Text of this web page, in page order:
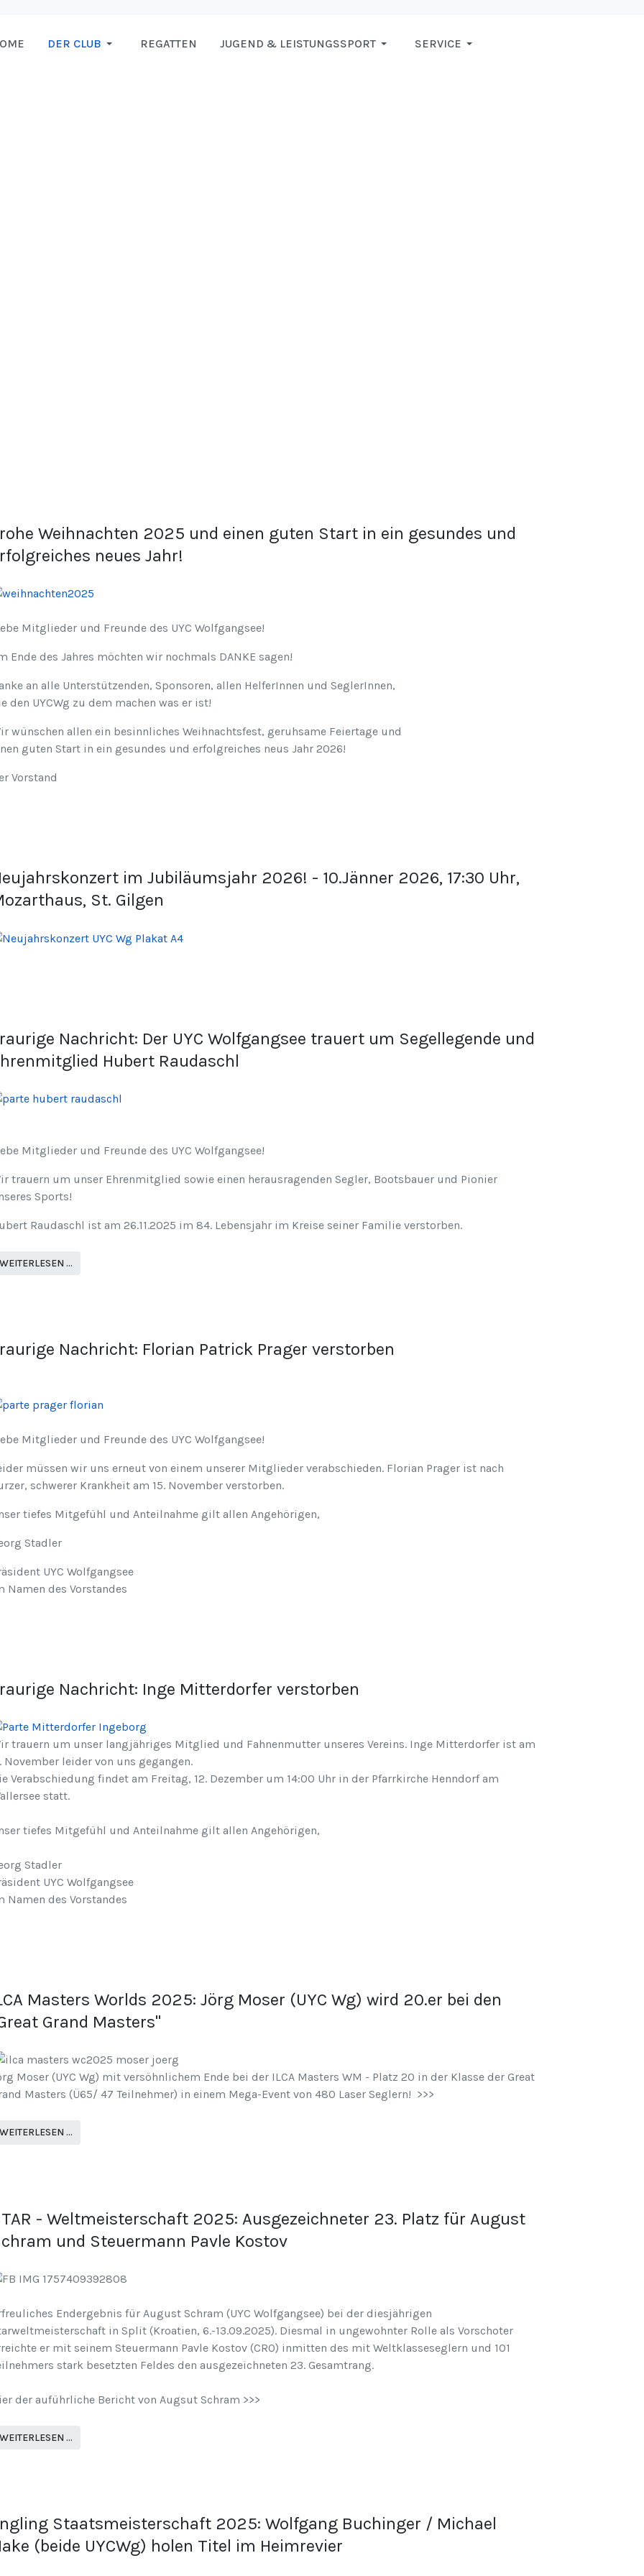
DER CLUB REGATTEN JUGEND & LEISTUNGSSPORT SERVICE
Weihnachten 2025 und einen guten Start in ein gesundes und
neues Jahr!
Mitglieder und Freunde des UYC Wolfgangsee!
Ende des Jahres möchten wir nochmals DANKE sagen!
an alle Unterstützenden, Sponsoren, allen HelferInnen und SeglerInnen,
den UYCWg zu dem machen was er ist!
wünschen allen ein besinnliches Weihnachtsfest, geruhsame Feiertage und
guten Start in ein gesundes und erfolgreiches neus Jahr 2026!
Vorstand
im Jubiläumsjahr 2026! - 10.Jänner 2026, 17:30 Uhr,
St. Gilgen
Nachricht: Der UYC Wolfgangsee trauert um Segellegende und
Hubert Raudaschl
Mitglieder und Freunde des UYC Wolfgangsee!
trauern um unser Ehrenmitglied sowie einen herausragenden Segler, Bootsbauer und Pionier
Sports!
Raudaschl ist am 26.11.2025 im 84. Lebensjahr im Kreise seiner Familie verstorben.
WEITERLESEN …
Nachricht: Florian Patrick Prager verstorben
Mitglieder und Freunde des UYC Wolfgangsee!
müssen wir uns erneut von einem unserer Mitglieder verabschieden. Florian Prager ist nach
schwerer Krankheit am 15. November verstorben.
tiefes Mitgefühl und Anteilnahme gilt allen Angehörigen,
Stadler
UYC Wolfgangsee
Namen des Vorstandes
Nachricht: Inge Mitterdorfer verstorben
trauern um unser langjähriges Mitglied und Fahnenmutter unseres Vereins. Inge Mitterdorfer ist am
November leider von uns gegangen.
Verabschiedung findet am Freitag, 12. Dezember um 14:00 Uhr in der Pfarrkirche Henndorf am
statt.
tiefes Mitgefühl und Anteilnahme gilt allen Angehörigen,
Stadler
UYC Wolfgangsee
Namen des Vorstandes
Masters Worlds 2025: Jörg Moser (UYC Wg) wird 20.er bei den
Grand Masters"
Moser (UYC Wg) mit versöhnlichem Ende bei der ILCA Masters WM - Platz 20 in der Klasse der Great
Masters (Ü65/ 47 Teilnehmer) in einem Mega-Event von 480 Laser Seglern! >>>
WEITERLESEN …
- Weltmeisterschaft 2025: Ausgezeichneter 23. Platz für August
und Steuermann Pavle Kostov
Endergebnis für August Schram (UYC Wolfgangsee) bei der diesjährigen
in Split (Kroatien, 6.-13.09.2025). Diesmal in ungewohnter Rolle als Vorschoter
er mit seinem Steuermann Pavle Kostov (CRO) inmitten des mit Weltklasseseglern und 101
stark besetzten Feldes den ausgezeichneten 23. Gesamtrang.
der auführliche Bericht von Augsut Schram >>>
WEITERLESEN …
Staatsmeisterschaft 2025: Wolfgang Buchinger / Michael
(beide UYCWg) holen Titel im Heimrevier